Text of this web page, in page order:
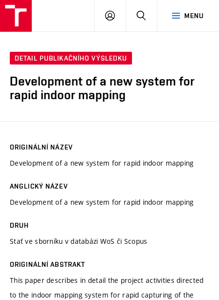
MENU
PŘIHLÁSIT
DETAIL PUBLIKAČNÍHO VÝSLEDKU
Development of a new system for
rapid indoor mapping
ORIGINÁLNÍ NÁZEV
Development of a new system for rapid indoor mapping
ANGLICKÝ NÁZEV
Development of a new system for rapid indoor mapping
DRUH
Stať ve sborníku v databázi WoS či Scopus
ORIGINÁLNÍ ABSTRAKT
This paper describes in detail the project activities directed
to the indoor mapping system for rapid capturing of the